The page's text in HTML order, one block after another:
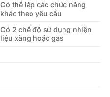
Có thể lăp các chức năng
khác theo yêu cầu
Có 2 chế độ sử dụng nhiện
liệu xăng hoặc gas